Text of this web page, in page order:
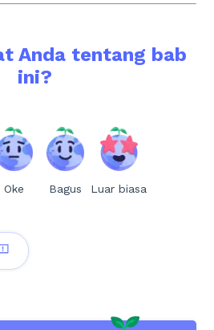
Anda tentang bab
ini?
Oke Bagus Luar biasa